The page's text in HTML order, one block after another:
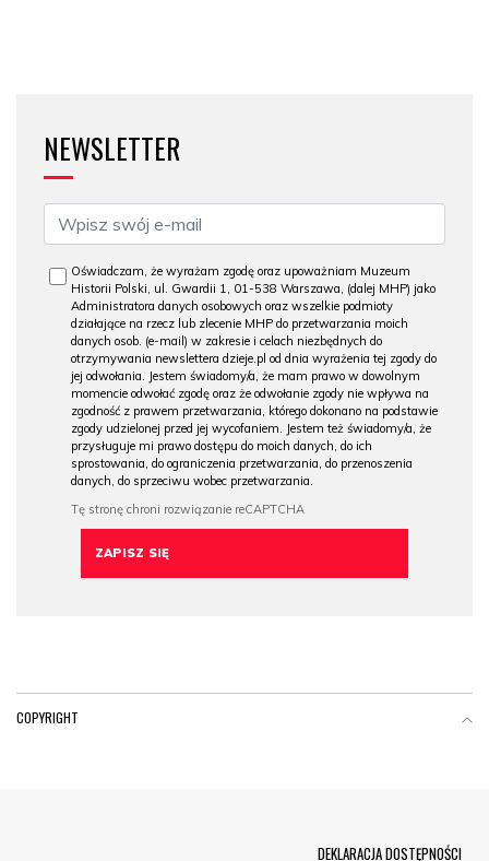
NEWSLETTER
Oświadczam, że wyrażam zgodę oraz upoważniam Muzeum
Historii Polski, ul. Gwardii 1, 01-538 Warszawa, (dalej MHP) jako
Administratora danych osobowych oraz wszelkie podmioty
działające na rzecz lub zlecenie MHP do przetwarzania moich
danych osob. (e-mail) w zakresie i celach niezbędnych do
otrzymywania newslettera dzieje.pl od dnia wyrażenia tej zgody do
jej odwołania. Jestem świadomy/a, że mam prawo w dowolnym
momencie odwołać zgodę oraz że odwołanie zgody nie wpływa na
zgodność z prawem przetwarzania, którego dokonano na podstawie
zgody udzielonej przed jej wycofaniem. Jestem też świadomy/a, że
przysługuje mi prawo dostępu do moich danych, do ich
sprostowania, do ograniczenia przetwarzania, do przenoszenia
danych, do sprzeciwu wobec przetwarzania.
COPYRIGHT
DEKLARACJA DOSTĘPNOŚCI